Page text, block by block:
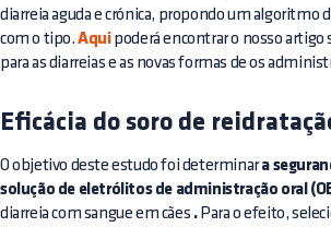
diarreia aguda e crónica, propondo um algoritmo
com o tipo.Aquipoderá encontrar o nosso
para as diarreias e as novas formas de os
Eficácia do soro de
O objetivo deste estudo foi determinara
solução de eletrólitos de administração oral
diarreia com sangue em cães .Para o efeito,